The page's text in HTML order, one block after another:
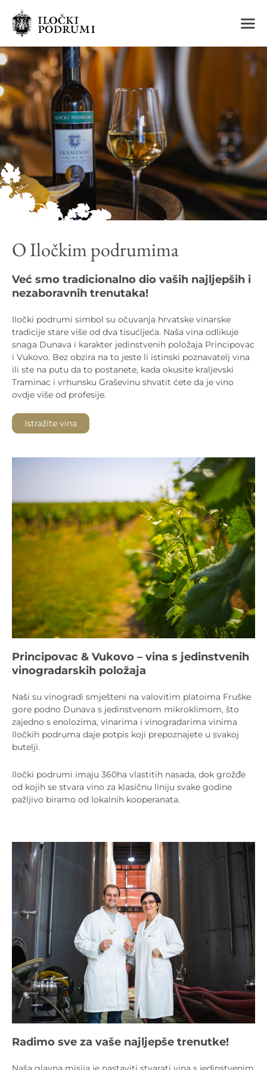
m
O Iločkim podrumima
Već smo tradicionalno dio vaših najljepših i
nezaboravnih trenutaka!
Iločki podrumi simbol su očuvanja hrvatske vinarske
tradicije stare više od dva tisućljeća. Naša vina odlikuje
snaga Dunava i karakter jedinstvenih položaja Principovac
i Vukovo. Bez obzira na to jeste li istinski poznavatelj vina
ili ste na putu da to postanete, kada okusite kraljevski
Traminac i vrhunsku Graševinu shvatit ćete da je vino
ovdje više od profesije.
Istražite vina
Principovac & Vukovo – vina s jedinstvenih
vinogradarskih položaja
Naši su vinogradi smješteni na valovitim platoima Fruške
gore podno Dunava s jedinstvenom mikroklimom, što
zajedno s enolozima, vinarima i vinogradarima vinima
Iločkih podruma daje potpis koji prepoznajete u svakoj
butelji.
Iločki podrumi imaju 360ha vlastitih nasada, dok grožđe
od kojih se stvara vino za klasičnu liniju svake godine
pažljivo biramo od lokalnih kooperanata.
Radimo sve za vaše najljepše trenutke!